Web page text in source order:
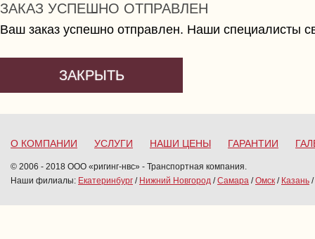
ЗАКАЗ УСПЕШНО ОТПРАВЛЕН
Ваш заказ успешно отправлен. Наши специалисты
ЗАКРЫТЬ
О КОМПАНИИ УСЛУГИ НАШИ ЦЕНЫ ГАРАНТИИ
© 2006 - 2018 ООО «ригинг-нвс» - Транспортная компания.
Наши филиалы: Екатеринбург / Нижний Новгород /Самара /Омск / Казань /